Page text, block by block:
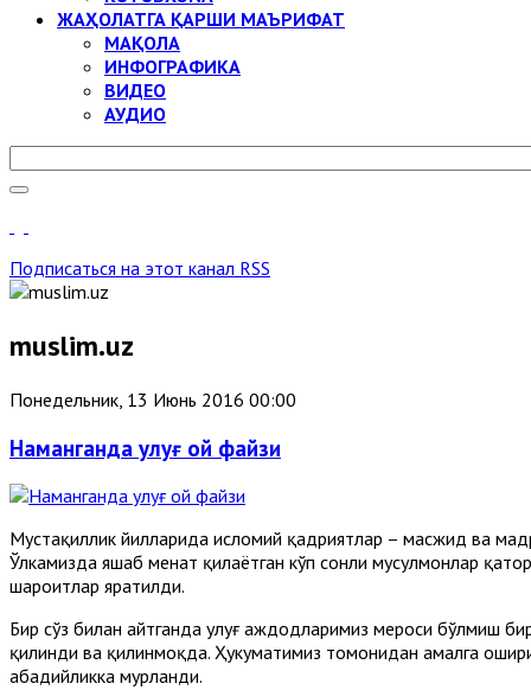
ЖАҲОЛАТГА ҚАРШИ МАЪРИФАТ
МАҚОЛА
ИНФОГРАФИКА
ВИДЕО
АУДИО
Подписаться на этот канал RSS
muslim.uz
Понедельник, 13 Июнь 2016 00:00
Наманганда улуғ ой файзи
Мустақиллик йилларида исломий қадриятлар – масжид ва
Ўлкамизда яшаб меҳнат қилаётган кўп сонли мусулмонлар
шароитлар яратилди.
Бир сўз билан айтганда улуғ аждодларимиз мероси бўлмиш
қилинди ва қилинмоқда. Ҳукуматимиз томонидан амалга
абадийликка муҳрланди.